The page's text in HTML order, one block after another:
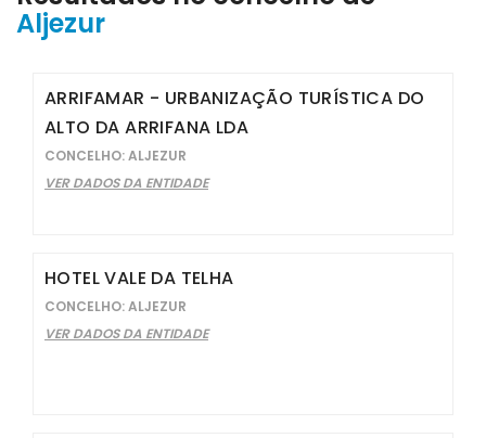
Aljezur
ARRIFAMAR - URBANIZAÇÃO TURÍSTICA DO
ALTO DA ARRIFANA LDA
CONCELHO: ALJEZUR
VER DADOS DA ENTIDADE
HOTEL VALE DA TELHA
CONCELHO: ALJEZUR
VER DADOS DA ENTIDADE